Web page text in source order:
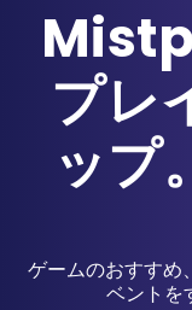
プレ
ップ
ゲームのおすす
ベントを